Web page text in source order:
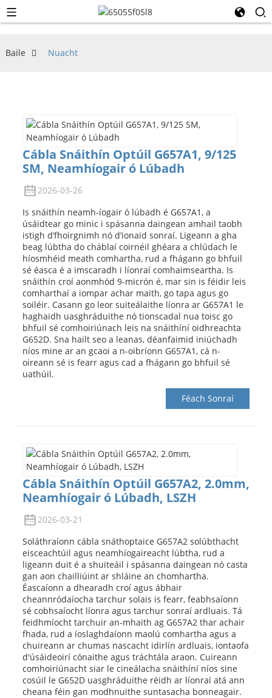
Baile Nuacht
Cábla Snáithín Optúil G657A1, 9/125
SM, Neamhíogair ó Lúbadh
2026-03-26
Is snáithín neamh-íogair ó lúbadh é G657A1, a
úsáidtear go minic i spásanna daingean amhail taobh
istigh d’fhoirgnimh nó d’ionaid sonraí. Ligeann a gha
beag lúbtha do cháblaí coirnéil ghéara a chlúdach le
híosmhéid meath comhartha, rud a fhágann go bhfuil
sé éasca é a imscaradh i líonraí comhaimseartha. Is
snáithín croí aonmhód 9-micrón é, mar sin is féidir leis
comharthaí a iompar achar maith, go tapa agus go
soiléir. Casann go leor suiteálaithe líonra ar G657A1 le
haghaidh uasghráduithe nó tionscadal nua toisc go
bhfuil sé comhoiriúnach leis na snáithíní oidhreachta
G652D. Sna hailt seo a leanas, déanfaimid iniúchadh
níos mine ar an gcaoi a n-oibríonn G657A1, cá n-
oireann sé is fearr agus cad a fhágann go bhfuil sé
uathúil.
Féach Sonraí
Cábla Snáithín Optúil G657A2, 2.0mm,
Neamhíogair ó Lúbadh, LSZH
2026-03-21
Soláthraíonn cábla snáthoptaice G657A2 solúbthacht
eisceachtúil agus neamhíogaireacht lúbtha, rud a
ligeann duit é a shuiteáil i spásanna daingean nó casta
gan aon chailliúint ar shláine an chomhartha.
Éascaíonn a dhearadh croí agus ábhair
cheannródaíocha tarchur solais is fearr, feabhsaíonn
sé cobhsaíocht líonra agus tarchur sonraí ardluais. Tá
feidhmíocht tarchuir an-mhaith ag G657A2 thar achair
fhada, rud a íoslaghdaíonn maolú comhartha agus a
chuireann ar chumas nascacht idirlín ardluais, iontaofa
d'úsáideoirí cónaithe agus tráchtála araon. Cuireann
comhoiriúnacht siar le cineálacha snáithíní níos sine
cosúil le G652D uasghráduithe réidh ar líonraí atá ann
cheana féin gan modhnuithe suntasacha bonneagair.